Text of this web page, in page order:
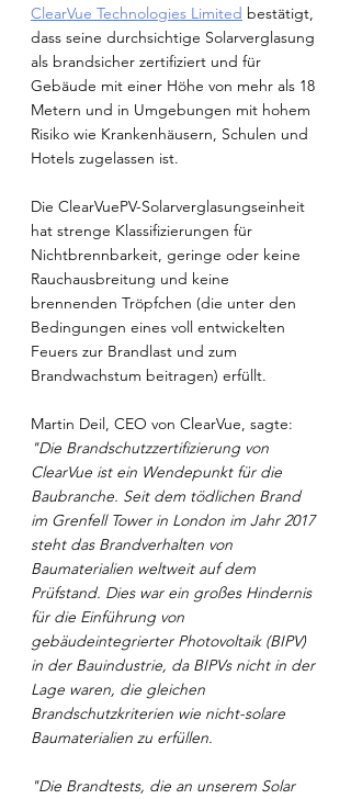
ClearVue Technologies Limited bestätigt,
dass seine durchsichtige Solarverglasung
als brandsicher zertifiziert und für
Gebäude mit einer Höhe von mehr als 18
Metern und in Umgebungen mit hohem
Risiko wie Krankenhäusern, Schulen und
Hotels zugelassen ist.
Die ClearVuePV-Solarverglasungseinheit
hat strenge Klassifizierungen für
Nichtbrennbarkeit, geringe oder keine
Rauchausbreitung und keine
brennenden Tröpfchen (die unter den
Bedingungen eines voll entwickelten
Feuers zur Brandlast und zum
Brandwachstum beitragen) erfüllt.
Martin Deil, CEO von ClearVue, sagte:
"Die Brandschutzzertifizierung von
ClearVue ist ein Wendepunkt für die
Baubranche. Seit dem tödlichen Brand
im Grenfell Tower in London im Jahr 2017
steht das Brandverhalten von
Baumaterialien weltweit auf dem
Prüfstand. Dies war ein großes Hindernis
für die Einführung von
gebäudeintegrierter Photovoltaik (BIPV)
in der Bauindustrie, da BIPVs nicht in der
Lage waren, die gleichen
Brandschutzkriterien wie nicht-solare
Baumaterialien zu erfüllen.
"Die Brandtests, die an unserem Solar